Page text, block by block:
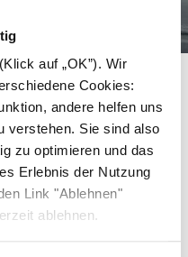
auf „OK”). Wir
Cookies:
andere helfen uns
verstehen. Sie sind also
zu optimieren und das
Erlebnis der Nutzung
Link "Ablehnen"
ablehnen.
saubere